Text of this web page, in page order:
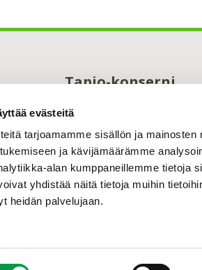
evästeitä
tarjoamamme sisällön ja mainosten
ja kävijämäärämme
alan kumppaneillemme tietoja
yhdistää näitä tietoja muihin
heidän palvelujaan.
Tapio-konserni
00240 Helsinki
0294 32 6000
tapio@tapio.fi